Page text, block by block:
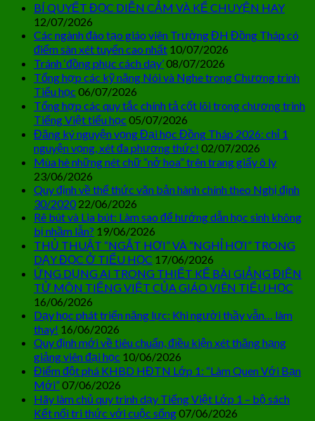
BÍ QUYẾT ĐỌC DIỄN CẢM VÀ KỂ CHUYỆN HAY
12/07/2026
Các ngành đào tạo giáo viên Trường ĐH Đồng Tháp có
điểm sàn xét tuyển cao nhất 10/07/2026
Tránh ‘đồng phục cách dạy’08/07/2026
Tổng hợp các kỹ năng Nói và Nghe trong Chương trình
Tiểu học 06/07/2026
Tổng hợp các quy tắc chính tả cốt lõi trong chương trình
Tiếng Việt tiểu học 05/07/2026
Đăng ký nguyện vọng Đại học Đồng Tháp 2026: chỉ 1
nguyện vọng, xét đa phương thức! 02/07/2026
Mùa hè những nét chữ “nở hoa” trên trang giấy ô ly
23/06/2026
Quy định về thể thức văn bản hành chính theo Nghị định
30/2020 22/06/2026
Rê bút và Lia bút: Làm sao để hướng dẫn học sinh không
bị nhầm lẫn? 19/06/2026
THỦ THUẬT “NGẮT HƠI” VÀ “NGHỈ HƠI” TRONG
DẠY ĐỌC Ở TIỂU HỌC 17/06/2026
ỨNG DỤNG AI TRONG THIẾT KẾ BÀI GIẢNG ĐIỆN
TỬ MÔN TIẾNG VIỆT CỦA GIÁO VIÊN TIỂU HỌC
16/06/2026
Dạy học phát triển năng lực: Khi người thầy vẫn… làm
thay! 16/06/2026
Quy định mới về tiêu chuẩn, điều kiện xét thăng hạng
giảng viên đại học 10/06/2026
Điểm đột phá KHBD HĐTN Lớp 1: “Làm Quen Với Bạn
Mới”07/06/2026
Hãy làm chủ quy trình dạy Tiếng Việt Lớp 1 – bộ sách
Kết nối tri thức với cuộc sống07/06/2026